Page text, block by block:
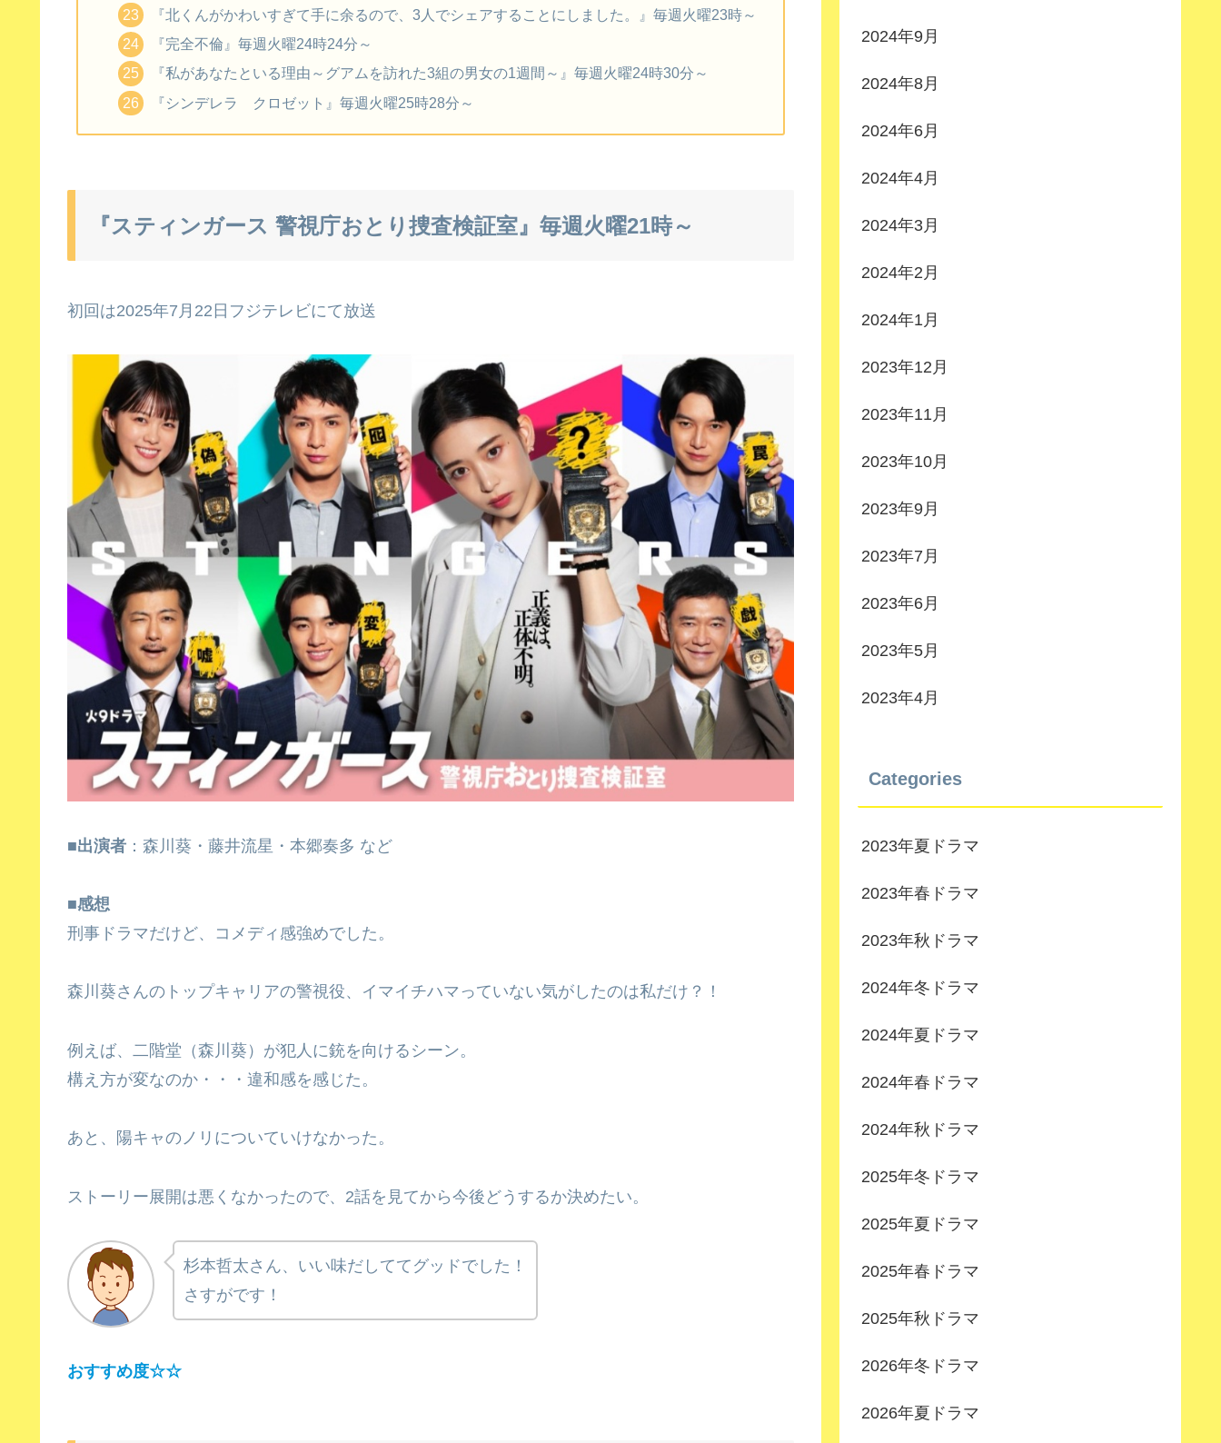
『北くんがかわいすぎて手に余るので、3人でシェアすることにしました。』毎週火曜23時～
『完全不倫』毎週火曜24時24分～
『私があなたといる理由～グアムを訪れた3組の男女の1週間～』毎週火曜24時30分～
『シンデレラ クロゼット』毎週火曜25時28分～
『スティンガース 警視庁おとり捜査検証室』毎週火曜21時～
初回は2025年7月22日フジテレビにて放送
■出演者 ：森川葵・藤井流星・本郷奏多 など
■感想
刑事ドラマだけど、コメディ感強めでした。
森川葵さんのトップキャリアの警視役、イマイチハマっていない気がしたのは私だけ？！
例えば、二階堂（森川葵）が犯人に銃を向けるシーン。
構え方が変なのか・・・違和感を感じた。
あと、陽キャのノリについていけなかった。
ストーリー展開は悪くなかったので、2話を見てから今後どうするか決めたい。
杉本哲太さん、いい味だしててグッドでした！
さすがです！
おすすめ度☆☆
2024年9月
2024年8月
2024年6月
2024年4月
2024年3月
2024年2月
2024年1月
2023年12月
2023年11月
2023年10月
2023年9月
2023年7月
2023年6月
2023年5月
2023年4月
Categories
2023年夏ドラマ
2023年春ドラマ
2023年秋ドラマ
2024年冬ドラマ
2024年夏ドラマ
2024年春ドラマ
2024年秋ドラマ
2025年冬ドラマ
2025年夏ドラマ
2025年春ドラマ
2025年秋ドラマ
2026年冬ドラマ
2026年夏ドラマ